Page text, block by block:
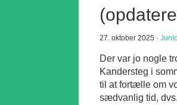
27. oktober 2025 ·
Der var jo nogle
Kandersteg i
til at fortælle om
sædvanlig tid,